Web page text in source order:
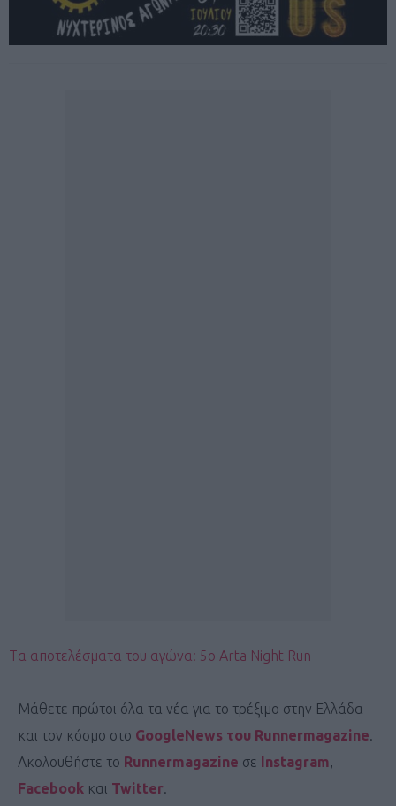
Tα αποτελέσματα του αγώνα: 5ο Arta Night Run
Μάθετε πρώτοι όλα τα νέα για το τρέξιμο στην Ελλάδα
και τον κόσμο στο GoogleNews του Runnermagazine.
Ακολουθήστε το Runnermagazine σε Instagram,
Facebook και Twitter.